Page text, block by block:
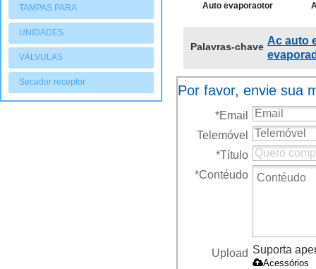
TAMPAS PARA
COMPRESSORES
UNIDADES
CONDENSADORAS
VÁLVULAS
Secador receptor
Auto evaporaotor
2000
Palavras-chave Ac auto
Por favor, envie sua
*Email
Telemóvel
*Título
*Contéudo
Upload Suporta
Acessórios